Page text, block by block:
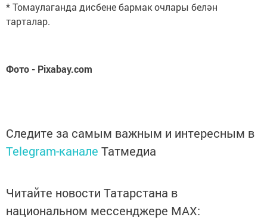
* Томаулаганда дисбене бармак очлары белән
тарталар.
Фото - Pixabay.com
Следите за самым важным и интересным в
Telegram-канале Татмедиа
Читайте новости Татарстана в
национальном мессенджере MАХ: